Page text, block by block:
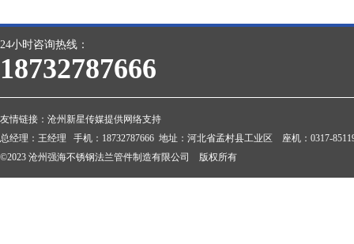
24小时咨询热线：
18732787666
友情链接： 沧州新星传媒提供网络支持
总经理：王经理 手机：18732787666 地址：河北省孟村县工业区 座机：0317-
©2023 沧州强海不锈钢法兰管件制造有限公司 版权所有